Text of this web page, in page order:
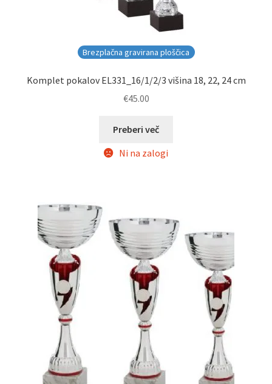
Brezplačna gravirana ploščica
Komplet pokalov EL331_16/1/2/3 višina 18, 22, 24 cm
€45.00
Preberi več
Ni na zalogi